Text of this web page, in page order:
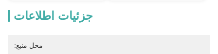
جزئیات اطلاعات
محل منبع: